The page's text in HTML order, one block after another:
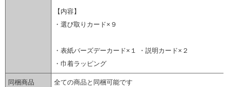
【内容】
・選び取りカード×９
・表紙バーズデーカード×１ ・説明カード×２
・巾着ラッピング
同梱商品 全ての商品と同梱可能です